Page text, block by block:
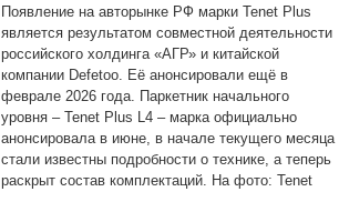
Появление на авторынке РФ марки Tenet Plus
является результатом совместной деятельности
российского холдинга «АГР» и китайской
компании Defetoo. Её анонсировали ещё в
феврале 2026 года. Паркетник начального
уровня – Tenet Plus L4 – марка официально
анонсировала в июне, в начале текущего месяца
стали известны подробности о технике, а теперь
раскрыт состав комплектаций. На фото: Tenet